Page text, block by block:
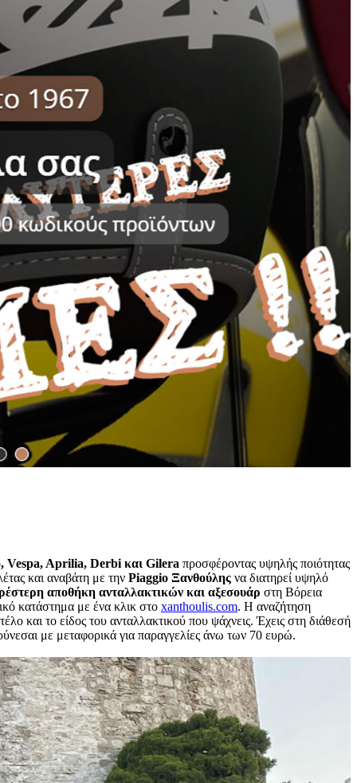
Vespa, Aprilia, Derbi και Gilera προσφέροντας υψηλής ποιότητας
και αναβάτη με την Piaggio Ξανθούλης να διατηρεί υψηλό
αποθήκη ανταλλακτικών και αξεσουάρ στη Βόρεια
κατάστημα με ένα κλικ στο xanthoulis.com. Η αναζήτηση
και το είδος του ανταλλακτικού που ψάχνεις. Έχεις στη διάθεσή
με μεταφορικά για παραγγελίες άνω των 70 ευρώ.